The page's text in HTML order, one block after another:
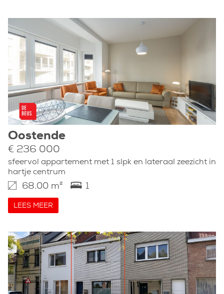
Oostende
€ 236 000
sfeervol appartement met 1 slpk en lateraal zeezicht in
hartje centrum
68.00 m² 1
LEES MEER